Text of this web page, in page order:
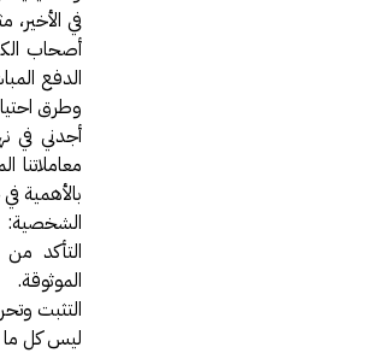
في
أصحاب
الدفع
وطرق
أجدني في
معاملاتنا
بالأهمية
الشخصية:
التأكد
الموثوقة.
التثبت
ليس كل ما